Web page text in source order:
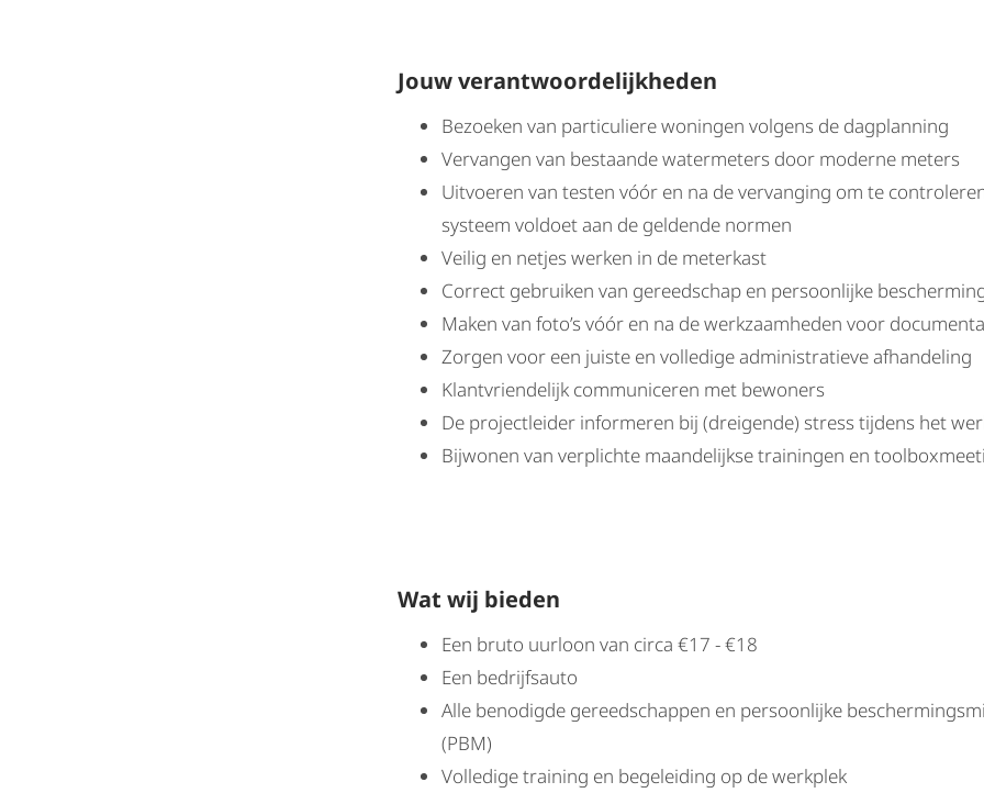
Jouw verantwoordelijkheden
Bezoeken van particuliere woningen volgens de dagplanning
Vervangen van bestaande watermeters door moderne meters
Uitvoeren van testen vóór en na de vervanging om te
systeem voldoet aan de geldende normen
Veilig en netjes werken in de meterkast
Correct gebruiken van gereedschap en persoonlijke
Maken van foto’s vóór en na de werkzaamheden voor
Zorgen voor een juiste en volledige administratieve afhandeling
Klantvriendelijk communiceren met bewoners
De projectleider informeren bij (dreigende) stress tijdens het
Bijwonen van verplichte maandelijkse trainingen en
Wat wij bieden
Een bruto uurloon van circa €17 - €18
Een bedrijfsauto
Alle benodigde gereedschappen en persoonlijke
(PBM)
Volledige training en begeleiding op de werkplek